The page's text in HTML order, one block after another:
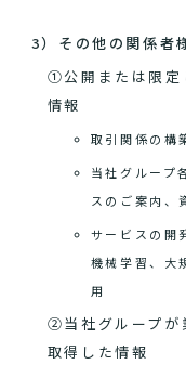
3）その他の関係者
①公開または限定
情報
取引関係の構
当社グループ
スのご案内、
サービスの開
機械学習、大
用
②当社グループが
取得した情報